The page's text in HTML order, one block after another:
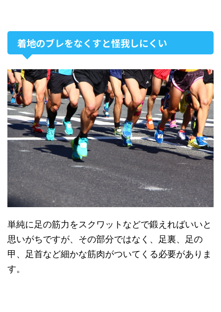
着地のブレをなくすと怪我しにくい
単純に足の筋力をスクワットなどで鍛えればいいと
思いがちですが、その部分ではなく、足裏、足の
甲、足首など細かな筋肉がついてくる必要がありま
す。